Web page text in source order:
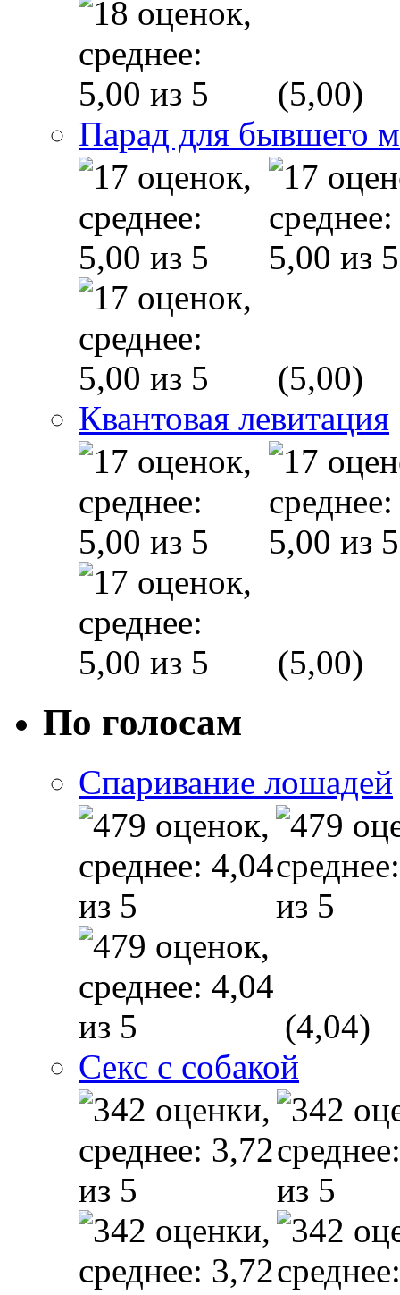
(5,00)
Парад для бывшего
(5,00)
Квантовая левитация
(5,00)
По голосам
Спаривание лошадей
(4,04)
Секс с собакой